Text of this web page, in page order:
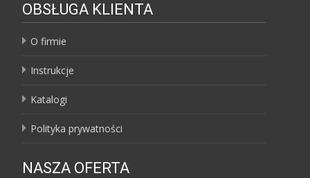
OBSŁUGA KLIENTA
O firmie
Instrukcje
Katalogi
Polityka prywatności
NASZA OFERTA